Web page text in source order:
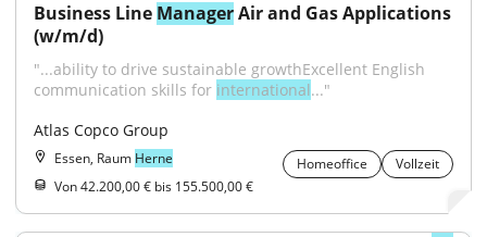
Business Line Manager Air and Gas Applications
(w/m/d)
"...ability to drive sustainable growthExcellent English
communication skills for international..."
Atlas Copco Group
Essen, Raum Herne Homeoffice
Vollzeit
Von 42.200,00 € bis 155.500,00 €